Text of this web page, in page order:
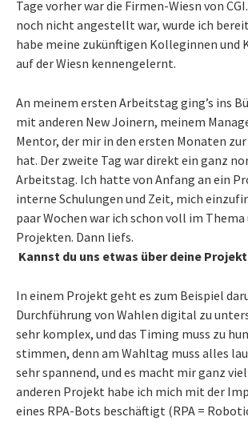
Tage vorher war die Firmen-Wiesn von
noch nicht angestellt war, wurde ich
habe meine zukünftigen Kolleginnen und
auf der Wiesn kennengelernt.
An meinem ersten Arbeitstag ging’s ins
mit anderen New Joinern, meinem
Mentor, der mir in den ersten Monaten
hat. Der zweite Tag war direkt ein ganz
Arbeitstag. Ich hatte von Anfang an ein
interne Schulungen und Zeit, mich
paar Wochen war ich schon voll im
Projekten. Dann liefs.
Kannst du uns etwas über deine
In einem Projekt geht es zum Beispiel
Durchführung von Wahlen digital zu
sehr komplex, und das Timing muss zu
stimmen, denn am Wahltag muss alles
sehr spannend, und es macht mir ganz
anderen Projekt habe ich mich mit der
eines RPA-Bots beschäftigt (RPA =